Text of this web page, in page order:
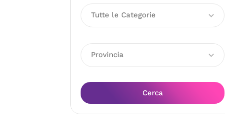
Tutte le Categorie
Provincia
Cerca